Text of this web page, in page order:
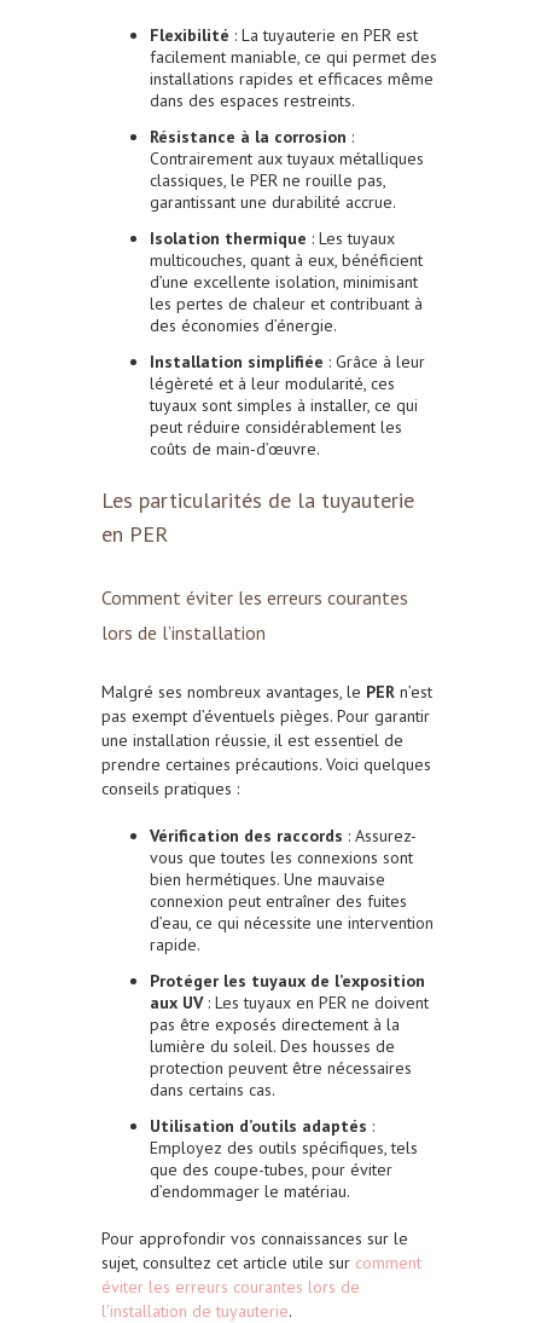
Flexibilité : La tuyauterie en PER est
facilement maniable, ce qui permet des
installations rapides et efficaces même
dans des espaces restreints.
Résistance à la corrosion :
Contrairement aux tuyaux métalliques
classiques, le PER ne rouille pas,
garantissant une durabilité accrue.
Isolation thermique : Les tuyaux
multicouches, quant à eux, bénéficient
d’une excellente isolation, minimisant
les pertes de chaleur et contribuant à
des économies d’énergie.
Installation simplifiée : Grâce à leur
légèreté et à leur modularité, ces
tuyaux sont simples à installer, ce qui
peut réduire considérablement les
coûts de main-d’œuvre.
Les particularités de la tuyauterie
en PER
Comment éviter les erreurs courantes
lors de l’installation
Malgré ses nombreux avantages, le PER n’est
pas exempt d’éventuels pièges. Pour garantir
une installation réussie, il est essentiel de
prendre certaines précautions. Voici quelques
conseils pratiques :
Vérification des raccords : Assurez-
vous que toutes les connexions sont
bien hermétiques. Une mauvaise
connexion peut entraîner des fuites
d’eau, ce qui nécessite une intervention
rapide.
Protéger les tuyaux de l’exposition
aux UV: Les tuyaux en PER ne doivent
pas être exposés directement à la
lumière du soleil. Des housses de
protection peuvent être nécessaires
dans certains cas.
Utilisation d’outils adaptés :
Employez des outils spécifiques, tels
que des coupe-tubes, pour éviter
d’endommager le matériau.
Pour approfondir vos connaissances sur le
sujet, consultez cet article utile sur comment
éviter les erreurs courantes lors de
l’installation de tuyauterie.